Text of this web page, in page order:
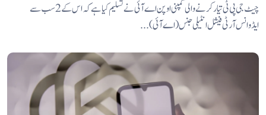
چیٹ جی پی ٹی تیار کرنے والی کمپنی اوپن اے آئی نے تسلیم کیا ہے کہ اس کے 2 سب سے
ایڈوانس آرٹی فیشل انٹیلی جنس (اے آئی)...